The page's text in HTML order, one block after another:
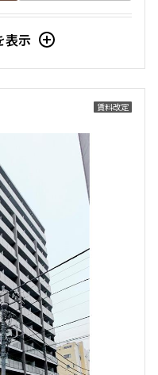
ット可
円
表示
賃料改定